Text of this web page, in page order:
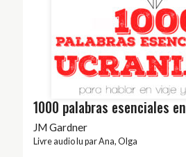
1000 palabras esenciales
JM Gardner
Livre audio lu parAna, Olga